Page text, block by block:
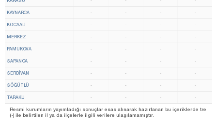
KAYNARCA - - - -
KOCAALİ - - - -
MERKEZ - - - -
PAMUKOVA - - - -
SAPANCA - - - -
SERDİVAN - - - -
SÖĞÜTLÜ - - - -
TARAKLI - - - -
Resmi kurumların yayımladığı sonuçlar esas alınarak hazırlanan bu içeriklerde tre
(-) ile belirtilen il ya da ilçelerle ilgili verilere ulaşılamamıştır.